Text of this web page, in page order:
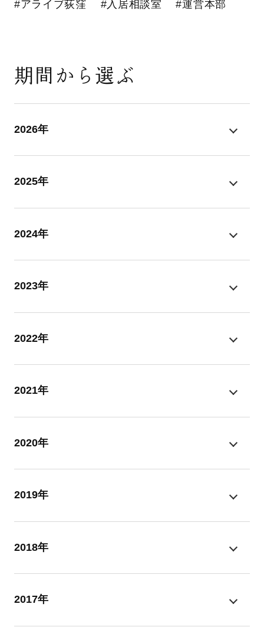
#アライブ荻窪 #入居相談室 #運営本部
期間から選ぶ
2026年
2025年
2024年
2023年
2022年
2021年
2020年
2019年
2018年
2017年